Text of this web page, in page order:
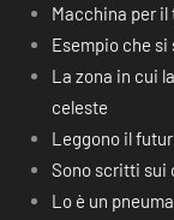
Macchina per
Esempio che si
La zona in cui
celeste
Leggono il
Sono scritti sui
Lo è un